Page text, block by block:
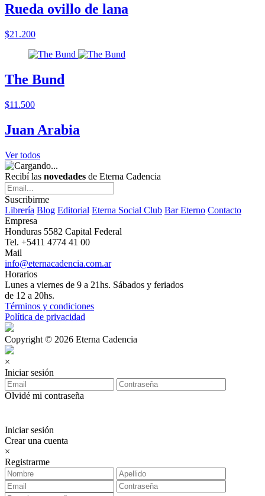
Rueda ovillo de lana
$21.200
The Bund
$11.500
Juan Arabia
Ver todos
Recibí las novedades de Eterna Cadencia
Suscribirme
Librería Blog Editorial Eterna Social Club Bar Eterno Contacto
Empresa
Honduras 5582 Capital Federal
Tel. +5411 4774 41 00
Mail
info@eternacadencia.com.ar
Horarios
Lunes a viernes de 9 a 21hs. Sábados y feriados
de 12 a 20hs.
Términos y condiciones
Política de privacidad
Copyright © 2026 Eterna Cadencia
×
Iniciar sesión
Olvidé mi contraseña
Iniciar sesión
Crear una cuenta
×
Registrarme